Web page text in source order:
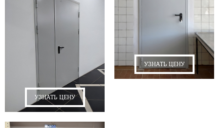
УЗНАТЬ ЦЕНУ
УЗНАТЬ ЦЕНУ